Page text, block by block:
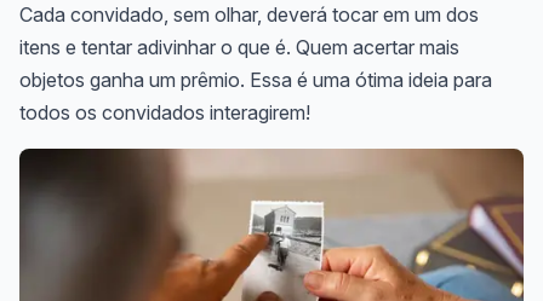
Cada convidado, sem olhar, deverá tocar em um dos
itens e tentar adivinhar o que é. Quem acertar mais
objetos ganha um prêmio. Essa é uma ótima ideia para
todos os convidados interagirem!